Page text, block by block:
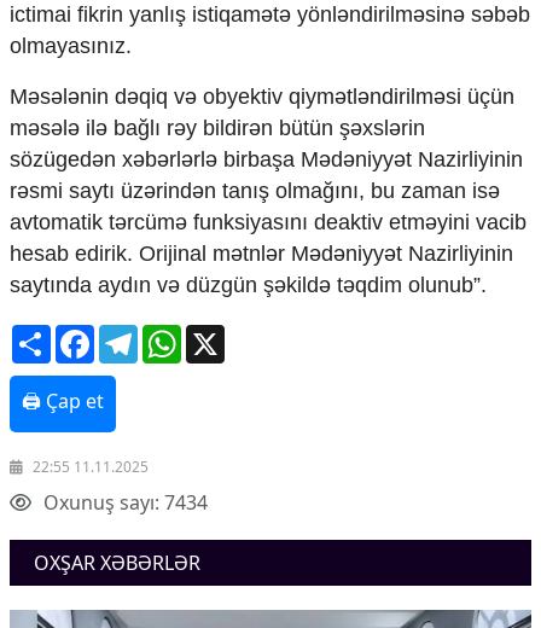
ictimai fikrin yanlış istiqamətə yönləndirilməsinə səbəb
olmayasınız.
Məsələnin dəqiq və obyektiv qiymətləndirilməsi üçün
məsələ ilə bağlı rəy bildirən bütün şəxslərin
sözügedən xəbərlərlə birbaşa Mədəniyyət Nazirliyinin
rəsmi saytı üzərindən tanış olmağını, bu zaman isə
avtomatik tərcümə funksiyasını deaktiv etməyini vacib
hesab edirik. Orijinal mətnlər Mədəniyyət Nazirliyinin
saytında aydın və düzgün şəkildə təqdim olunub”.
ShareFacebookTelegramWhatsApp
🖨 Çap et
22:55 11.11.2025
Oxunuş sayı: 7434
OXŞAR XƏBƏRLƏR